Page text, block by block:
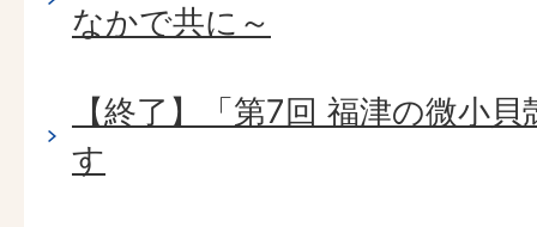
なかで共に～
【終了】「第7回 福津の微小
す